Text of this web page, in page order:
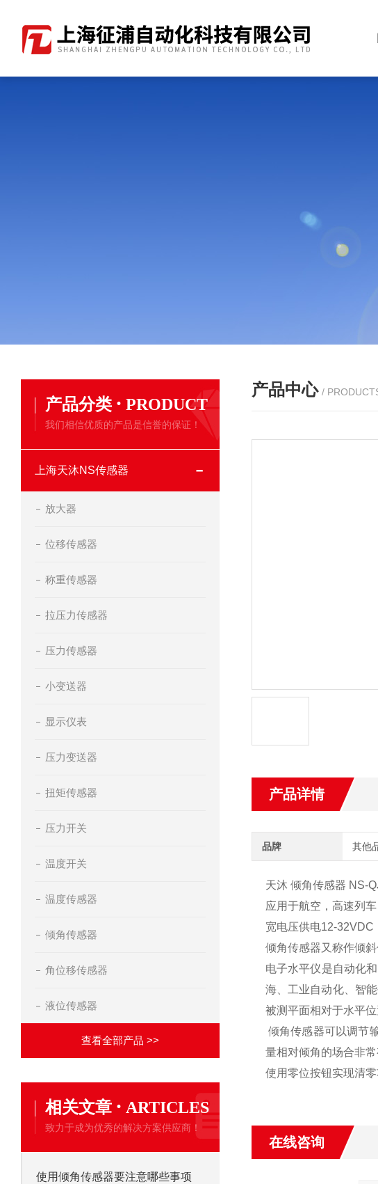
产品中心 /
产品详情
品牌 其他
天沐 倾角传感器 NS-
应用于航空，高速列
宽电压供电12-32VDC
倾角传感器又称作倾
电子水平仪是自动化
海、工业自动化、智
被测平面相对于水平
倾角传感器可以调节
量相对倾角的场合非
使用零位按钮实现清
在线咨询
产品分类 · PRODUCT
我们相信优质的产品是信誉的保证！
上海天沐NS传感器
放大器
位移传感器
称重传感器
拉压力传感器
压力传感器
小变送器
显示仪表
压力变送器
扭矩传感器
压力开关
温度开关
温度传感器
倾角传感器
角位移传感器
液位传感器
查看全部产品 >>
相关文章 · ARTICLES
致力于成为优秀的解决方案供应商！
使用倾角传感器要注意哪些事项